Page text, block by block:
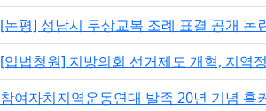
[논평] 성남시 무상교복 조례 표결 공개 논
[입법청원] 지방의회 선거제도 개혁, 지역
참여자치지역운동연대 발족 20년 기념